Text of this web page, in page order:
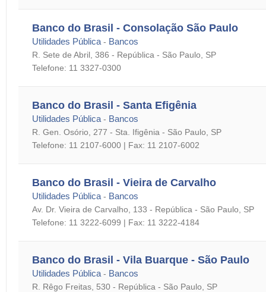
Banco do Brasil - Consolação São Paulo
Utilidades Pública - Bancos
R. Sete de Abril, 386 - República - São Paulo, SP
Telefone: 11 3327-0300
Banco do Brasil - Santa Efigênia
Utilidades Pública - Bancos
R. Gen. Osório, 277 - Sta. Ifigênia - São Paulo, SP
Telefone: 11 2107-6000 | Fax: 11 2107-6002
Banco do Brasil - Vieira de Carvalho
Utilidades Pública - Bancos
Av. Dr. Vieira de Carvalho, 133 - República - São Paulo, SP
Telefone: 11 3222-6099 | Fax: 11 3222-4184
Banco do Brasil - Vila Buarque - São Paulo
Utilidades Pública - Bancos
R. Rêgo Freitas, 530 - República - São Paulo, SP